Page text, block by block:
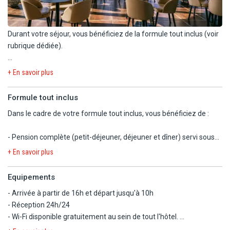
Durant votre séjour, vous bénéficiez de la formule tout inclus (voir
rubrique dédiée).
L'hôtel dispose d'un restaurant et de 3 bars :
- Restaurant principal "Perseo" : servi sous forme de buffet,
cooking et dîners à thème. Ouvert de 7h30 à 10h, 12h30 à 14h et
Bars :
- Bar-piscine : ouvert de 10h à 12h30 et de 15h30 à 18h30
A noter :
- A disposition en supplément, accès aux 3 restaurants à la carte
+ En savoir plus
Formule tout inclus
Dans le cadre de votre formule tout inclus, vous bénéficiez de :
- Pension complète (petit-déjeuner, déjeuner et dîner) servi sous
forme de buffet au restaurant principal.
Déjeuner : 12h30 à 14h30
Snacks sucrés et salés de 10h à 12h30 et de 16h30 à 18h30 au bar
central.
+ En savoir plus
Equipements
- Arrivée à partir de 16h et départ jusqu'à 10h
- Réception 24h/24
- Wi-Fi disponible gratuitement au sein de tout l'hôtel.
- Parking